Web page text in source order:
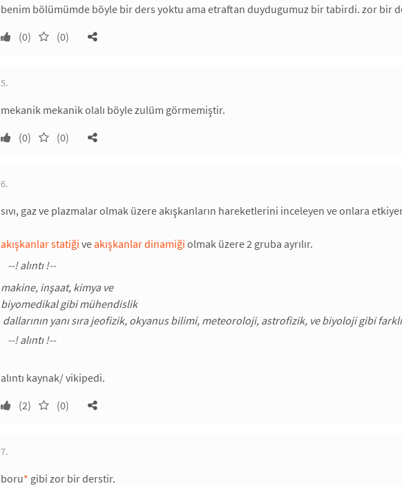
benim bölümümde böyle bir ders yoktu ama etraftan duydugumuz bir tabirdi. zor bir
(0)
(0)
5.
mekanik mekanik olalı böyle zulüm görmemiştir.
(0)
(0)
6.
sıvı, gaz ve plazmalar olmak üzere akışkanların hareketlerini inceleyen ve onlara
akışkanlar statiği veakışkanlar dinamiği olmak üzere 2 gruba ayrılır.
makine, inşaat, kimya ve
biyomedikal gibi mühendislik
dallarının yanı sıra jeofizik, okyanus bilimi, meteoroloji, astrofizik, ve biyoloji gibi
alıntı kaynak/ vikipedi.
(2)
(0)
7.
boru* gibi zor bir derstir.